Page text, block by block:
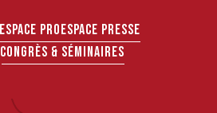
ESPACE PRO ESPACE PRESSE
CONGRÈS & SÉMINAIRES